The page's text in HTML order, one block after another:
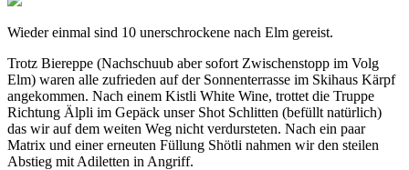
Wieder einmal sind 10 unerschrockene nach Elm gereist.
Trotz Biereppe (Nachschuub aber sofort Zwischenstopp im Volg
Elm) waren alle zufrieden auf der Sonnenterrasse im Skihaus Kärpf
angekommen. Nach einem Kistli White Wine, trottet die Truppe
Richtung Älpli im Gepäck unser Shot Schlitten (befüllt natürlich)
das wir auf dem weiten Weg nicht verdursteten. Nach ein paar
Matrix und einer erneuten Füllung Shötli nahmen wir den steilen
Abstieg mit Adiletten in Angriff.